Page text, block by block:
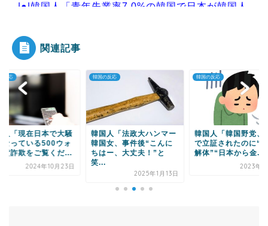
|●|韓国人「青年失業率7.0%の韓国で日本が韓国人
Powered by livedoor 相互RSS
関連記事
反応
人「現在日本で大騒
なっている500ウォ
貨詐欺をご覧くだ...
2024年10月23日
韓国の反応
韓国人「法政大ハンマー
韓国女、事件後“こんに
ちはー、大丈夫！”と
笑...
2025年1月13日
韓国の反応
韓国人「韓国野党、
で立証されたのに
解体”“日本から金...
2023年7